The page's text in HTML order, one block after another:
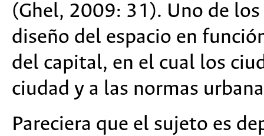
(Ghel, 2009: 31). Uno de
diseño del espacio en
del capital, en el cual los
ciudad y a las normas
Pareciera que el sujeto es